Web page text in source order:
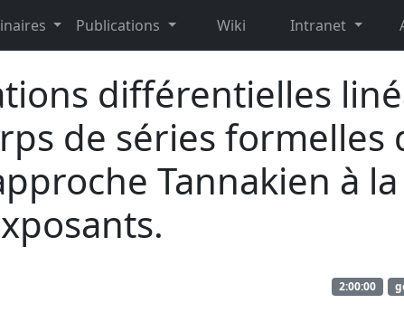
Publications Wiki Intranet
différentielles
de séries formelles
Tannakien à
2:00:00